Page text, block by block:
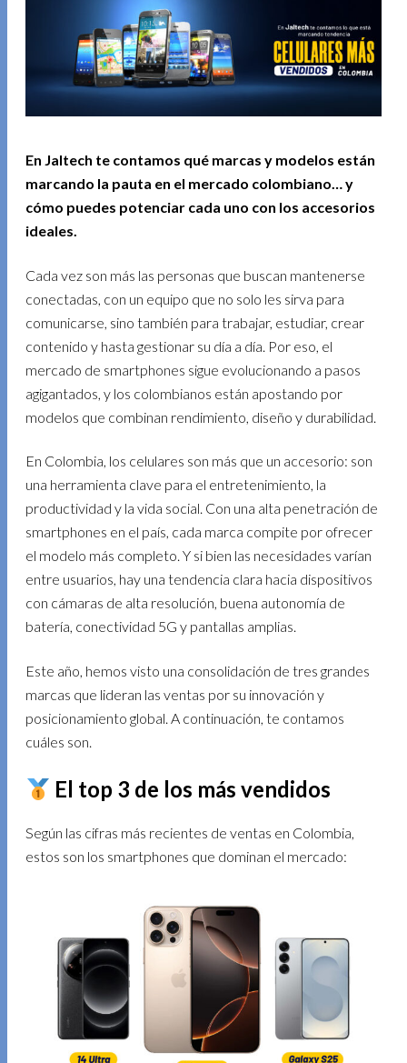
En Jaltech te contamos qué marcas y modelos están
marcando la pauta en el mercado colombiano… y
cómo puedes potenciar cada uno con los accesorios
ideales.
Cada vez son más las personas que buscan mantenerse
conectadas, con un equipo que no solo les sirva para
comunicarse, sino también para trabajar, estudiar, crear
contenido y hasta gestionar su día a día. Por eso, el
mercado de smartphones sigue evolucionando a pasos
agigantados, y los colombianos están apostando por
modelos que combinan rendimiento, diseño y durabilidad.
En Colombia, los celulares son más que un accesorio: son
una herramienta clave para el entretenimiento, la
productividad y la vida social. Con una alta penetración de
smartphones en el país, cada marca compite por ofrecer
el modelo más completo. Y si bien las necesidades varían
entre usuarios, hay una tendencia clara hacia dispositivos
con cámaras de alta resolución, buena autonomía de
batería, conectividad 5G y pantallas amplias.
Este año, hemos visto una consolidación de tres grandes
marcas que lideran las ventas por su innovación y
posicionamiento global. A continuación, te contamos
cuáles son.
El top 3 de los más vendidos
Según las cifras más recientes de ventas en Colombia,
estos son los smartphones que dominan el mercado: